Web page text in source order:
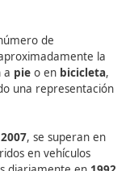
datos extraídos del
transporte”,
.
particular